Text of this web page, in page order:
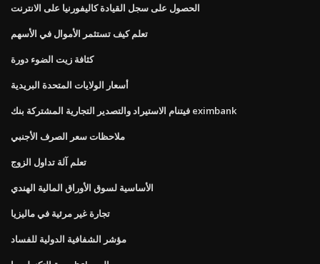
الحصول على سجل القيادة كاليفورنيا على الانترنت
تعلم كيف تستثمر الأموال في الأسهم
كثافة زيت الضوء دورة
أسعار الولايات المتحدة البريدية
فيتنام الاستيراد والتصدير التجارية المشتركة بنك eximbank
ملاحظات سعر الصرف الأجنبي
تعلم آلة تداول الزوج
الأساسية لسوق الأوراق المالية الهندي
تجارة غير مرئية في ماليزيا
مؤشر الشفافية الدولية للفساد